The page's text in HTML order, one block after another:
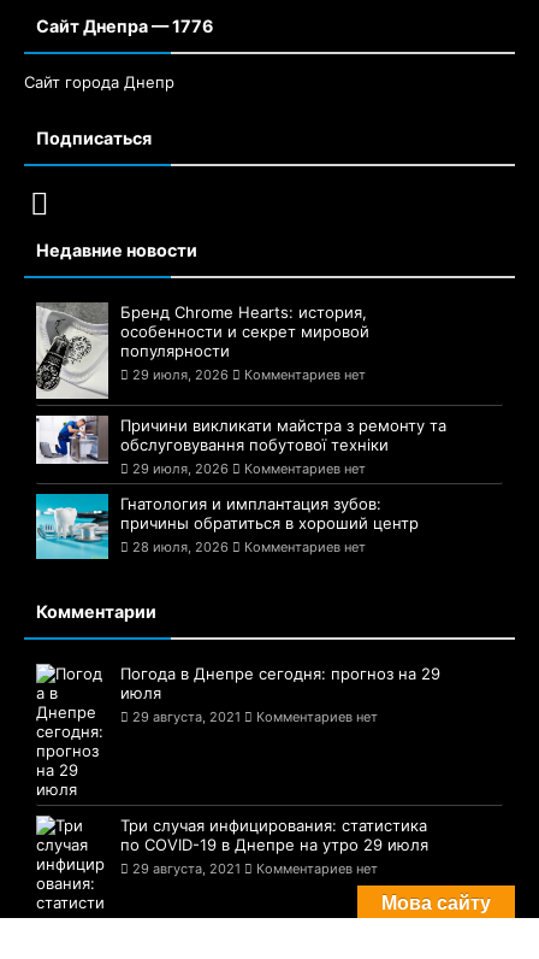
Сайт Днепра — 1776
Сайт города Днепр
Подписаться
Недавние новости
Бренд Chrome Hearts: история,
особенности и секрет мировой
популярности
29 июля, 2026 Комментариев нет
Причини викликати майстра з ремонту та
обслуговування побутової техніки
29 июля, 2026 Комментариев нет
Гнатология и имплантация зубов:
причины обратиться в хороший центр
28 июля, 2026 Комментариев нет
Комментарии
Погода в Днепре сегодня: прогноз на 29
июля
29 августа, 2021 Комментариев нет
Три случая инфицирования: статистика
по COVID-19 в Днепре на утро 29 июля
29 августа, 2021 Комментариев нет
Мова сайту